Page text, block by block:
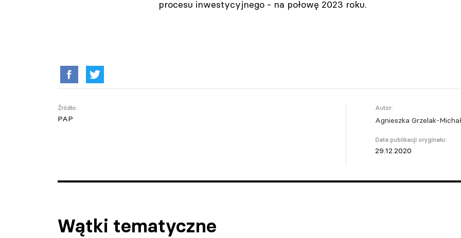
procesu inwestycyjnego - na połowę 2023 roku.
Źródło:
PAP
Autor:
Agnieszka Grzelak-
Data publikacji oryginału:
29.12.2020
Wątki tematyczne